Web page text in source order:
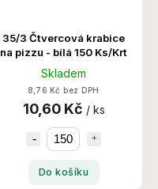
35/3 Čtvercová krabice
na pizzu - bílá 150 Ks/Krt
Skladem
8,76 Kč bez DPH
10,60 Kč / ks
Do košíku